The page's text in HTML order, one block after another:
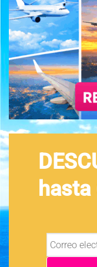
hasta